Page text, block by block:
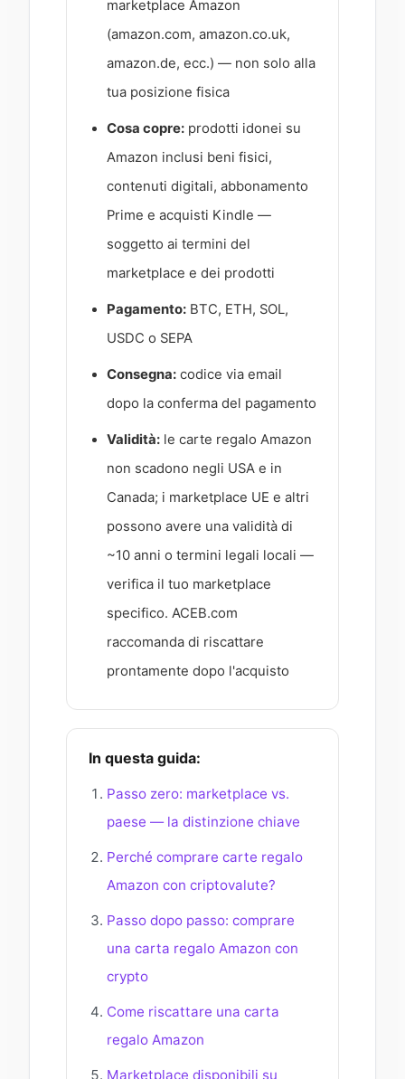
marketplace Amazon
(amazon.com, amazon.co.uk,
amazon.de, ecc.) — non solo alla
tua posizione fisica
Cosa copre: prodotti idonei su
Amazon inclusi beni fisici,
contenuti digitali, abbonamento
Prime e acquisti Kindle —
soggetto ai termini del
marketplace e dei prodotti
Pagamento: BTC, ETH, SOL,
USDC o SEPA
Consegna: codice via email
dopo la conferma del pagamento
Validità: le carte regalo Amazon
non scadono negli USA e in
Canada; i marketplace UE e altri
possono avere una validità di
~10 anni o termini legali locali —
verifica il tuo marketplace
specifico. ACEB.com
raccomanda di riscattare
prontamente dopo l'acquisto
In questa guida:
Passo zero: marketplace vs.
paese — la distinzione chiave
Perché comprare carte regalo
Amazon con criptovalute?
Passo dopo passo: comprare
una carta regalo Amazon con
crypto
Come riscattare una carta
regalo Amazon
Marketplace disponibili su